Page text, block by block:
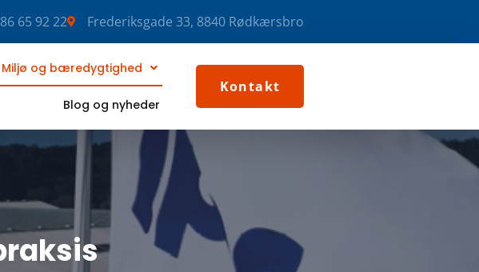
65 92 22 Frederiksgade 33, 8840 Rødkærsbro
Miljø og bæredygtighed
Blog og nyheder
Kontakt